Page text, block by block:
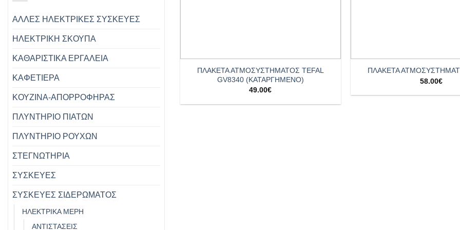
ΑΛΛΕΣ ΗΛΕΚΤΡΙΚΕΣ ΣΥΣΚΕΥΕΣ
ΗΛΕΚΤΡΙΚΗ ΣΚΟΥΠΑ
ΚΑΘΑΡΙΣΤΙΚΑ ΕΡΓΑΛΕΙΑ
ΚΑΦΕΤΙΕΡΑ
ΚΟΥΖΙΝΑ-ΑΠΟΡΡΟΦΗΡΑΣ
ΠΛΥΝΤΗΡΙΟ ΠΙΑΤΩΝ
ΠΛΥΝΤΗΡΙΟ ΡΟΥΧΩΝ
ΣΤΕΓΝΩΤΗΡΙΑ
ΣΥΣΚΕΥΕΣ
ΣΥΣΚΕΥΕΣ ΣΙΔΕΡΩΜΑΤΟΣ
ΗΛΕΚΤΡΙΚΑ ΜΕΡΗ
ΑΝΤΙΣΤΑΣΕΙΣ
ΠΛΑΚΕΤΑ ΑΤΜΟΣΥΣΤΗΜΑΤΟΣ TEFAL
GV8340 (ΚΑΤΑΡΓΗΜΕΝΟ)
49.00€
ΠΛΑΚΕΤΑ
58.00€